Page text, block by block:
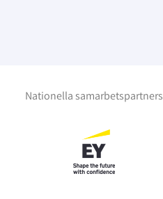
Nationella samarbetspartners